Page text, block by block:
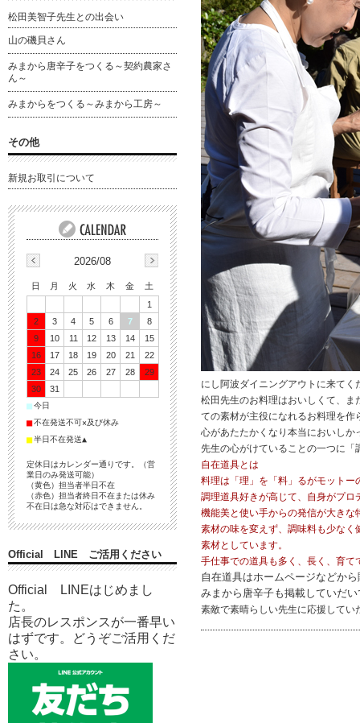
にし阿波ダイニングアウトに来てく
松田先生のお料理はおいしくて、
ての素材が主役になれるお料理を作
心があたたかくなり本当においしか
先生の心がけていることの一つに
自在道具とは
料理は「理」を「料」るがモット
調理道具好きが高じて、自身がプ
機能美と使い手からの発信が大きな
素材の味を変えず、調味料も少な
素材としています。
手仕事での道具も多く、長く、育
自在道具はホームページなどか
みまから唐辛子も掲載していだ
素敵で素晴らしい先生に応援して
松田美智子先生との出会い
山の磯貝さん
みまから唐辛子をつくる～契約農家さ
ん～
みまからをつくる～みまから工房～
その他
新規お取引について
2026/08
日 月 火 水 木 金
土
1
2
3 4 5 6 7
8
9
10 11 12 13 14
15
16
17 18 19 20 21
22
23
24 25 26 27 28
29
30
31
■今日
■不在発送不可×及び休み
■半日不在発送▲
定休日はカレンダー通りです。（営
業日のみ発送可能）
（黄色）担当者半日不在
（赤色）担当者終日不在または休み
不在日は急な対応はできません。
Official LINE ご活用ください
Official LINEはじめまし
た。
店長のレスポンスが一番早い
はずです。どうぞご活用くだ
さい。